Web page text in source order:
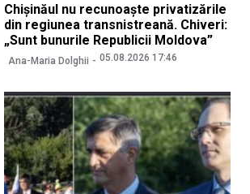
Chișinăul nu recunoaște privatizările
din regiunea transnistreană. Chiveri:
„Sunt bunurile Republicii Moldova”
Ana-Maria Dolghii 05.08.2026 17:46